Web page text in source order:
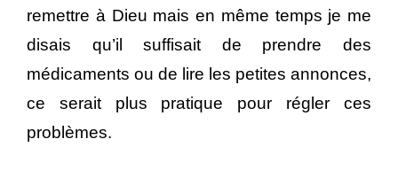
remettre à Dieu mais en même temps je me
disais qu’il suffisait de prendre des
médicaments ou de lire les petites annonces,
ce serait plus pratique pour régler ces
problèmes.